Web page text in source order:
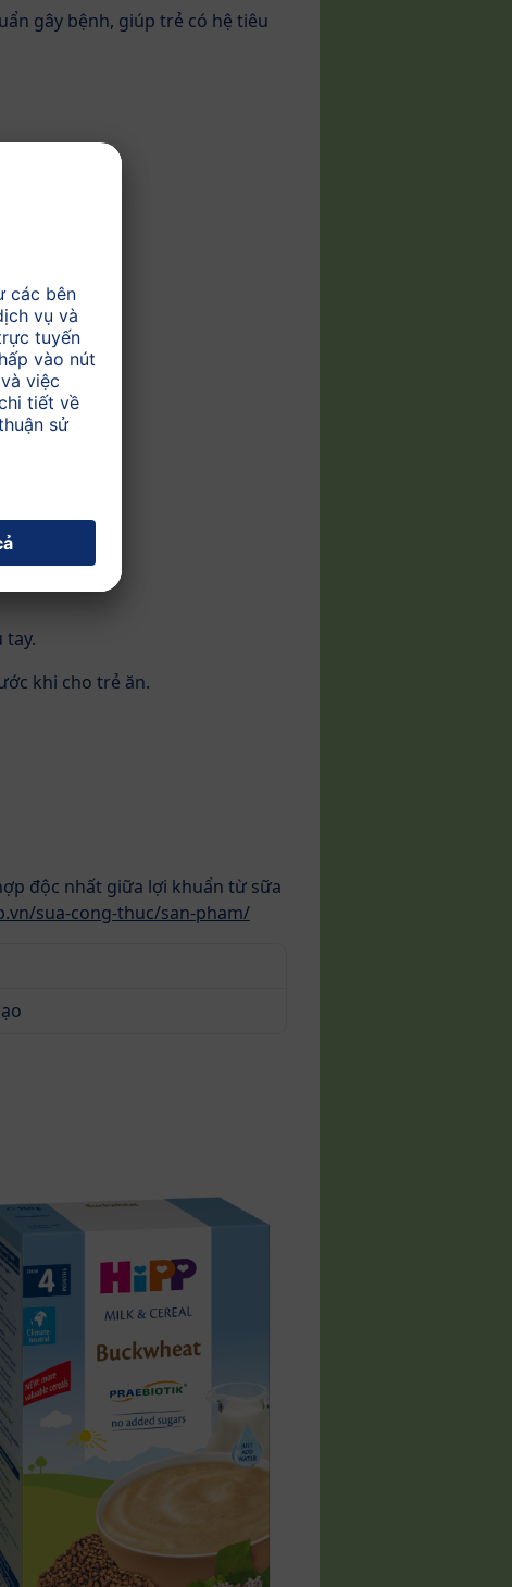
gây bệnh, giúp trẻ có hệ tiêu
tay.
khi cho trẻ ăn.
độc nhất giữa lợi khuẩn từ sữa
sua-cong-thuc/san-pham/